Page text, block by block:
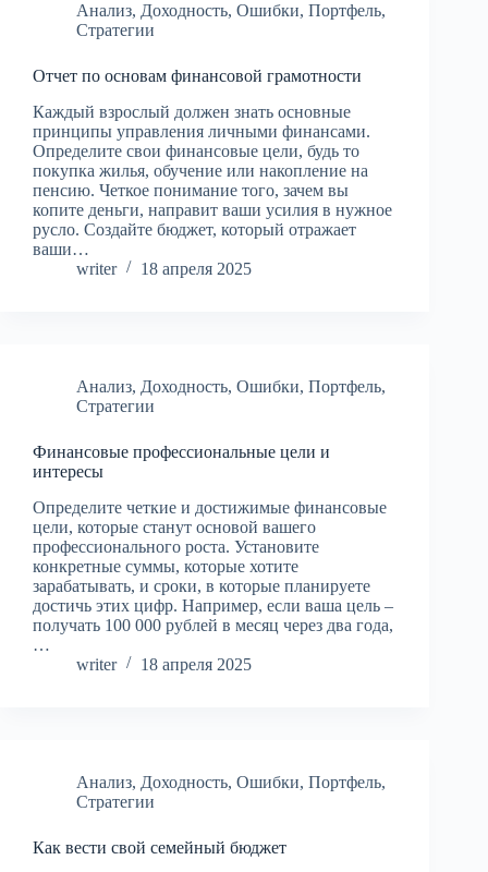
Анализ, Доходность, Ошибки, Портфель,
Стратегии
Отчет по основам финансовой грамотности
Каждый взрослый должен знать основные
принципы управления личными финансами.
Определите свои финансовые цели, будь то
покупка жилья, обучение или накопление на
пенсию. Четкое понимание того, зачем вы
копите деньги, направит ваши усилия в нужное
русло. Создайте бюджет, который отражает
ваши…
writer
18 апреля 2025
Анализ, Доходность, Ошибки, Портфель,
Стратегии
Финансовые профессиональные цели и
интересы
Определите четкие и достижимые финансовые
цели, которые станут основой вашего
профессионального роста. Установите
конкретные суммы, которые хотите
зарабатывать, и сроки, в которые планируете
достичь этих цифр. Например, если ваша цель –
получать 100 000 рублей в месяц через два года,
…
writer
18 апреля 2025
Анализ, Доходность, Ошибки, Портфель,
Стратегии
Как вести свой семейный бюджет